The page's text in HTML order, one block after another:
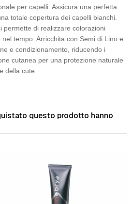
per capelli. Assicura una perfetta
totale copertura dei capelli bianchi.
permette di realizzare colorazioni
tempo. Arricchita con Semi di Lino e
e condizionamento, riducendo i
cutanea per una protezione naturale
della cute.
questo prodotto hanno